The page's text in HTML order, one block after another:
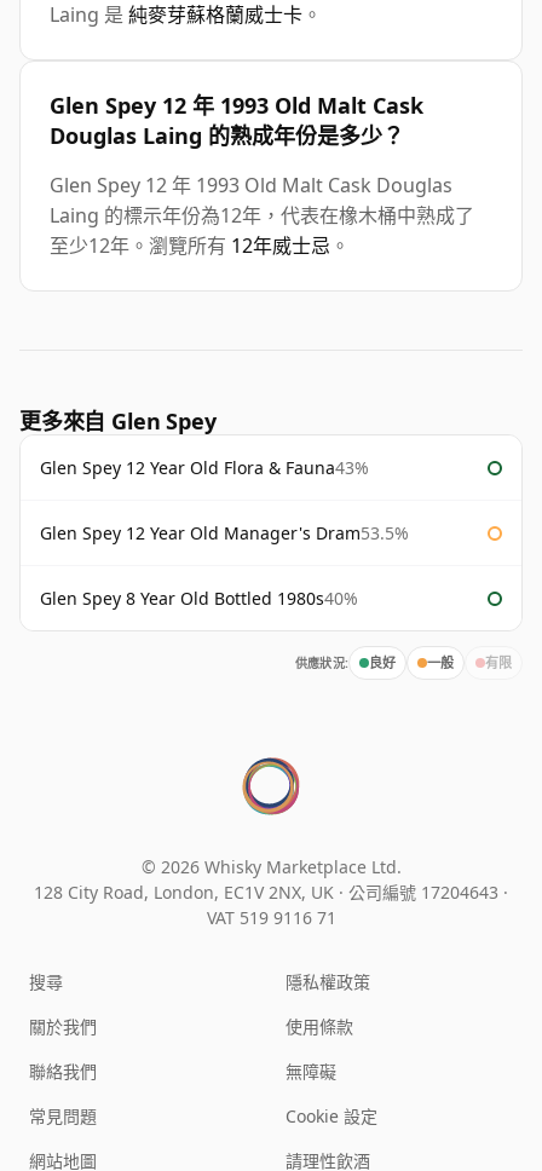
Laing 是 純麥芽蘇格蘭威士卡 。
Glen Spey 12 年 1993 Old Malt Cask
Douglas Laing 的熟成年份是多少？
Glen Spey 12 年 1993 Old Malt Cask Douglas
Laing 的標示年份為12年，代表在橡木桶中熟成了
至少12年。瀏覽所有 12年威士忌 。
更多來自 Glen Spey
Glen Spey 12 Year Old Flora & Fauna43%
Glen Spey 12 Year Old Manager's Dram53.5%
Glen Spey 8 Year Old Bottled 1980s40%
供應狀況: 良好 一般 有限
© 2026 Whisky Marketplace Ltd.
128 City Road, London, EC1V 2NX, UK · 公司編號 17204643 ·
VAT 519 9116 71
搜尋
關於我們
聯絡我們
常見問題
網站地圖
隱私權政策
使用條款
無障礙
Cookie 設定
請理性飲酒